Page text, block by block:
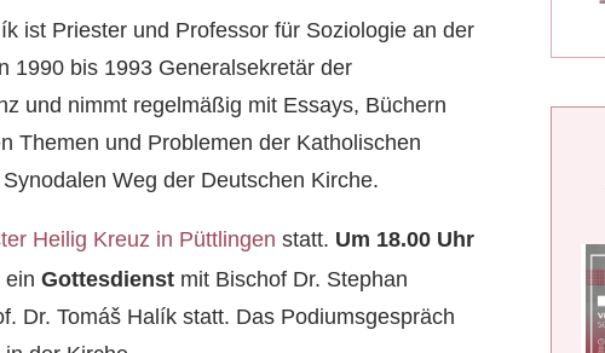
ist Priester und Professor für Soziologie an der
1990 bis 1993 Generalsekretär der
und nimmt regelmäßig mit Essays, Büchern
Themen und Problemen der Katholischen
Weg der Deutschen Kirche.
Heilig Kreuz in Püttlingen statt. Um 18.00 Uhr
ein Gottesdienst mit Bischof Dr. Stephan
Dr. Tomáš Halík statt. Das Podiumsgespräch